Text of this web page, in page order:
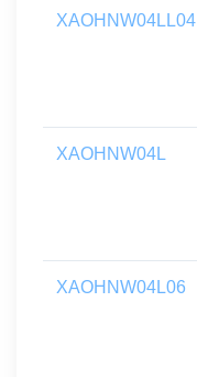
XAOHNW04LL04
XAOHNW04L
XAOHNW04L06